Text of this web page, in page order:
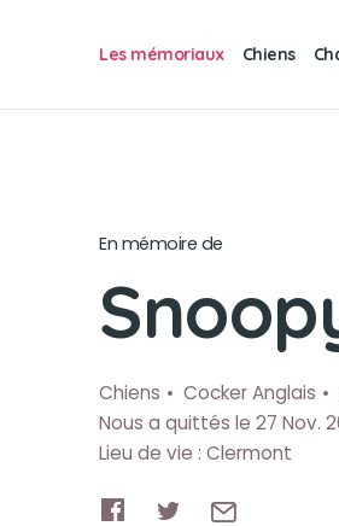
Les mémoriaux Chiens
En mémoire de
Chiens Cocker Anglais
Nous a quittés le 27 Nov.
Lieu de vie : Clermont